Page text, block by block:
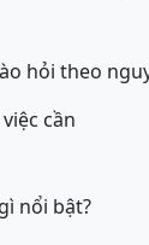
hỏi theo
cần
nổi bật?